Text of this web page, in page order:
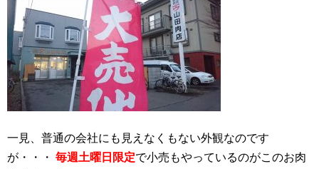
一見、普通の会社にも見えなくもない外観なのです
が・・・ 毎週土曜日限定で小売もやっているのがこのお肉